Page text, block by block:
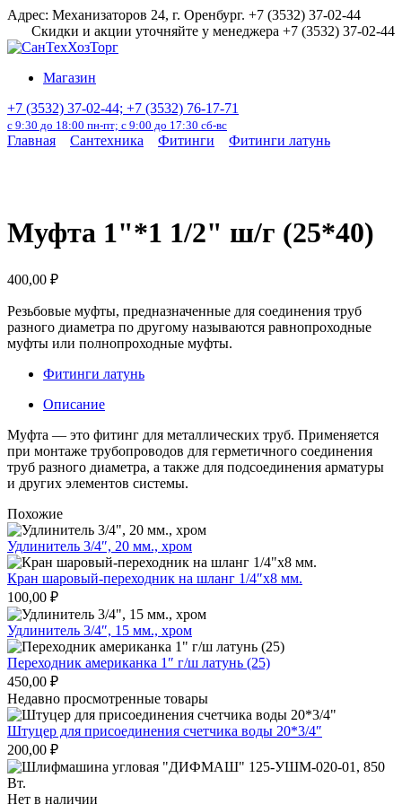
Перейти
содержанию
Адрес: Механизаторов 24, г. Оренбург. +7 (3532) 37-02-44
Скидки и акции уточняйте у менеджера +7 (3532) 37-02-44
Магазин
+7 (3532) 37-02-44; +7 (3532) 76-17-71
с 9:30 до 18:00 пн-пт; с 9:00 до 17:30 сб-вс
Главная Сантехника Фитинги Фитинги латунь
Муфта 1"*1 1/2" ш/г (25*40)
400,00 ₽
Резьбовые муфты, предназначенные для соединения труб
разного диаметра по другому называются равнопроходные
муфты или полнопроходные муфты.
Фитинги латунь
Описание
Муфта — это фитинг для металлических труб. Применяется
при монтаже трубопроводов для герметичного соединения
труб разного диаметра, а также для подсоединения арматуры
и других элементов системы.
Похожие
Удлинитель 3/4″, 20 мм., хром
Кран шаровый-переходник на шланг 1/4″х8 мм.
100,00 ₽
Удлинитель 3/4″, 15 мм., хром
Переходник американка 1″ г/ш латунь (25)
450,00 ₽
Недавно просмотренные товары
Штуцер для присоединения счетчика воды 20*3/4″
200,00 ₽
Нет в наличии